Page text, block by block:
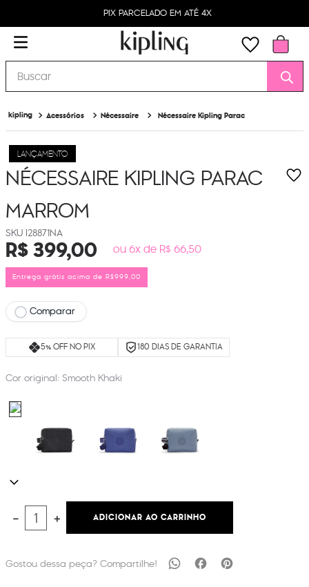
PIX PARCELADO EM ATÉ 4X
Buscar
Acessórios Nécessaire Nécessaire Kipling Parac
LANÇAMENTO
NÉCESSAIRE KIPLING PARAC
MARROM
I28871NA
R$399,00 ou 6x de R$ 66,50
Entrega grátis acima de R$999,00
Comparar
5% OFF NO PIX 180 DIAS DE GARANTIA
Cor original: Smooth Khaki
＋
－ ADICIONAR AO CARRINHO